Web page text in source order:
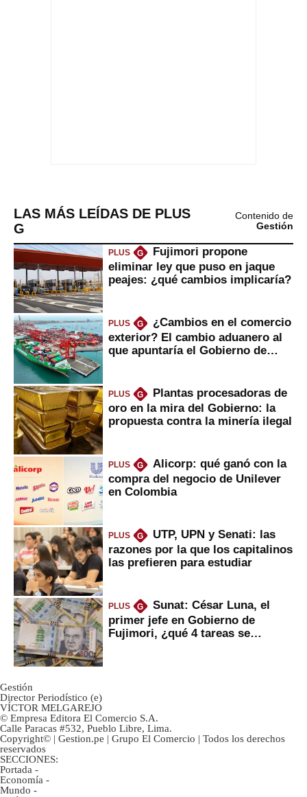
LAS MÁS LEÍDAS DE PLUS
G
Contenido de
Gestión
PLUS G
Fujimori propone
eliminar ley que puso en jaque
peajes: ¿qué cambios implicaría?
PLUS G
¿Cambios en el comercio
exterior? El cambio aduanero al
que apuntaría el Gobierno de
PLUS G
Plantas procesadoras de
oro en la mira del Gobierno: la
propuesta contra la minería ilegal
PLUS G
Alicorp: qué ganó con la
compra del negocio de Unilever
en Colombia
PLUS G
UTP, UPN y Senati: las
razones por la que los capitalinos
las prefieren para estudiar
PLUS G
Sunat: César Luna, el
primer jefe en Gobierno de
Fujimori, ¿qué 4 tareas se
Gestión
Director Periodístico (e)
VÍCTOR MELGAREJO
© Empresa Editora El Comercio S.A.
Calle Paracas #532, Pueblo Libre, Lima.
Copyright© | Gestion.pe | Grupo El Comercio | Todos los derechos
reservados
SECCIONES:
Portada -
Economía -
Mundo -